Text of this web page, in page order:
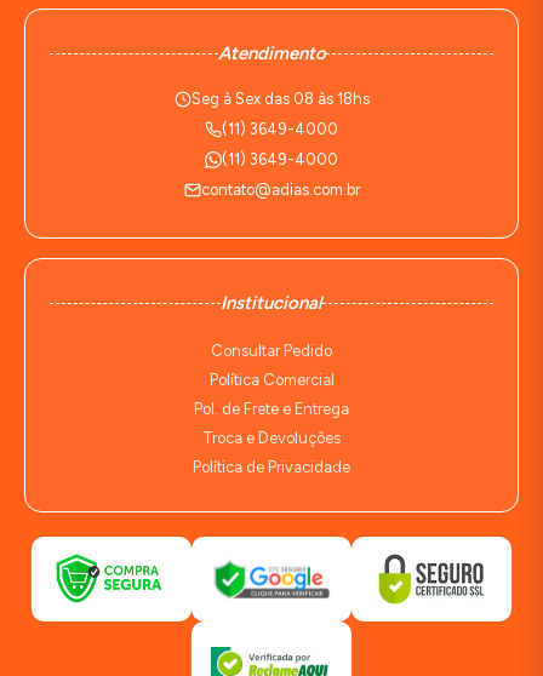
Atendimento
Seg à Sex das 08 às 18hs
(11) 3649-4000
(11) 3649-4000
contato@adias.com.br
Institucional
Consultar Pedido
Política Comercial
Pol. de Frete e Entrega
Troca e Devoluções
Política de Privacidade